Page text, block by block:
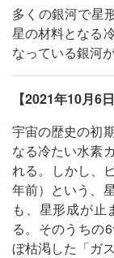
多くの銀河で星
星の材料となる
なっている銀河
【2021年10月6日
宇宙の歴史の初
なる冷たい水素
れる。しかし、
年前）という、
も、星形成が止
る。そのうちの
ぼ枯渇した「ガ